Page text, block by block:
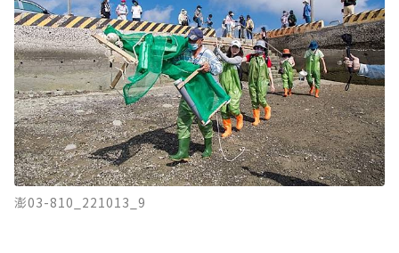
澎03-810_221013_9